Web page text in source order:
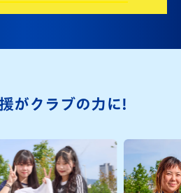
がクラブの力に!